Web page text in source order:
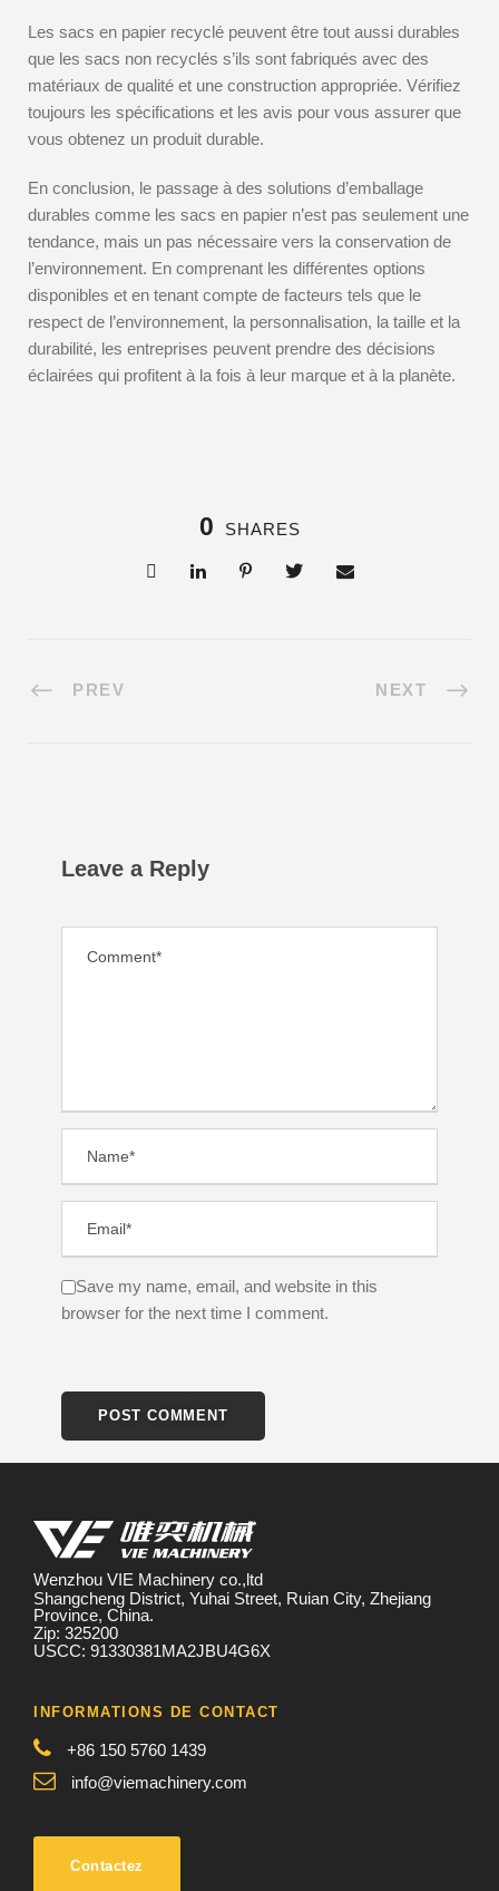
Les sacs en papier recyclé peuvent être tout aussi durables
que les sacs non recyclés s’ils sont fabriqués avec des
matériaux de qualité et une construction appropriée. Vérifiez
toujours les spécifications et les avis pour vous assurer que
vous obtenez un produit durable.
En conclusion, le passage à des solutions d’emballage
durables comme les sacs en papier n’est pas seulement une
tendance, mais un pas nécessaire vers la conservation de
l’environnement. En comprenant les différentes options
disponibles et en tenant compte de facteurs tels que le
respect de l’environnement, la personnalisation, la taille et la
durabilité, les entreprises peuvent prendre des décisions
éclairées qui profitent à la fois à leur marque et à la planète.
0 SHARES
PREV NEXT
Leave a Reply
Save my name, email, and website in this
browser for the next time I comment.
Wenzhou VIE Machinery co.,ltd
Shangcheng District, Yuhai Street, Ruian City, Zhejiang
Province, China.
Zip: 325200
USCC: 91330381MA2JBU4G6X
INFORMATIONS DE CONTACT
+86 150 5760 1439
info@viemachinery.com
Contactez